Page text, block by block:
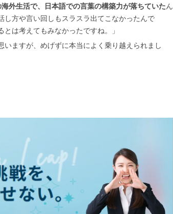
外生活で、日本語での言葉の構築力が落ちていたん
方や言い回しもスラスラ出てこなかったんで
は考えてもみなかったですね。」
いますが、めげずに本当によく乗り越えられまし